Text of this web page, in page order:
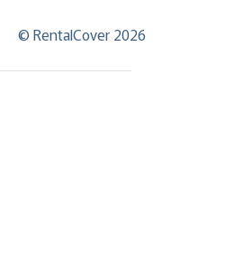
© RentalCover 2026